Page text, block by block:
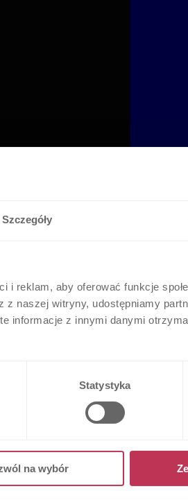
Szczegóły
reklam, aby oferować funkcje
naszej witryny, udostępniamy
informacje z innymi danymi
Statystyka
na wybór